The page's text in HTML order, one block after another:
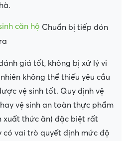
căn hộ Chuẩn bị tiếp đón
giá tốt, không bị xử lý vi
không thể thiếu yêu cầu
vệ sinh tốt. Quy định vệ
vệ sinh an toàn thực phẩm
xuất thức ăn) đặc biệt rất
có vai trò quyết định mức độ